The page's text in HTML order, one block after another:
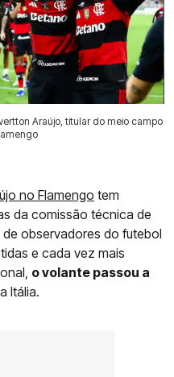
Araújo, titular do meio campo
no Flamengo tem
da comissão técnica de
observadores do futebol
e cada vez mais
o volante passou a
Itália.